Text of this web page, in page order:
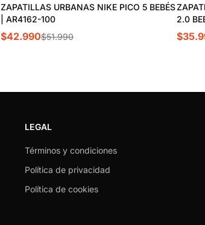
ZAPATILLAS URBANAS NIKE PICO 5 BEBÉS
| AR4162-100
$42.990$51.990
2.0
LEGAL
Términos y condiciones
Política de privacidad
Política de cookies